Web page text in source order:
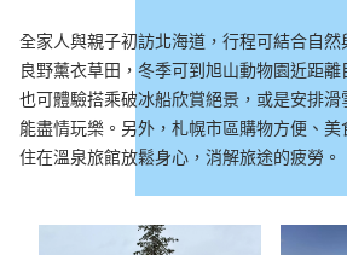
全家人與親子初訪北海道，行程可結合自
良野薰衣草田，冬季可到旭山動物園近距離
也可體驗搭乘破冰船欣賞絕景，或是安排
能盡情玩樂。另外，札幌市區購物方便、
住在溫泉旅館放鬆身心，消解旅途的疲勞。